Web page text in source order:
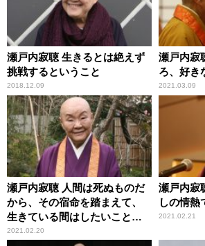
瀬戸内寂聴 生きるとは絶えず
挑戦するということ
2018.12.09
瀬戸内寂
ろ、好き
2021.03.09
瀬戸内寂聴 人間は死ぬものだ
から、その宿命を踏まえて、
生きている間はしたいことを
しろ
2021.02.20
瀬戸内寂
しの情熱
2021.02.21